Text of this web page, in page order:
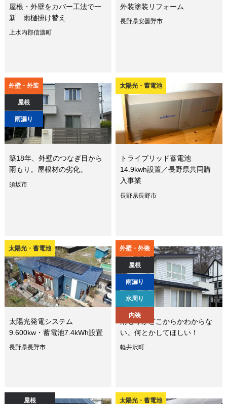
屋根・外壁をカバー工法で一
新 雨樋掛け替え
上水内郡信濃町
外装塗装リフォーム
長野県安曇野市
外壁・外装
屋根
雨漏り
築18年、外壁のつなぎ目から
雨もり。屋根材の劣化。
須坂市
太陽光・蓄電池
トライブリッド蓄電池
14.9kwh設置／長野県共同購
入事業
長野県長野市
太陽光・蓄電池
太陽光発電システム
9.600kw・蓄電池7.4kWh設置
長野県長野市
外壁・外装
屋根
雨漏り
水周り
内装
雨もりがどこからかわからな
い。何とかしてほしい！
軽井沢町
屋根 太陽光・蓄電池